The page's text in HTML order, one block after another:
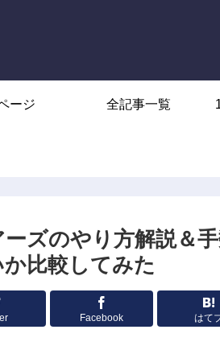
ージ 全記事一覧
ズのやり方解説＆
比較してみた
Facebook はて